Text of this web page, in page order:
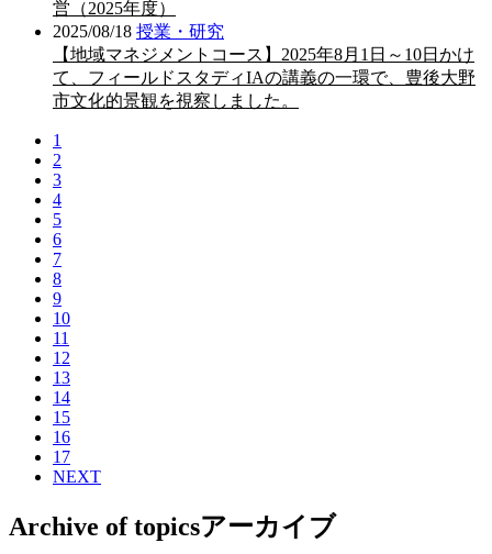
営（2025年度）
2025/08/18 授業・研究
【地域マネジメントコース】2025年8月1日～10日かけ
て、フィールドスタディIAの講義の一環で、豊後大野
市文化的景観を視察しました。
1
2
3
4
5
6
7
8
9
10
11
12
13
14
15
16
17
NEXT
Archive of topicsアーカイブ